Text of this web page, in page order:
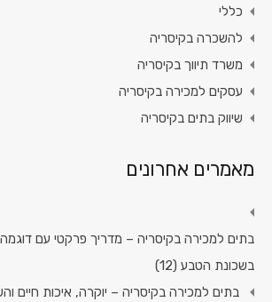
כללי
להשכרה בקיסריה
משרד תיווך בקיסריה
עסקים למכירה בקיסריה
שיווק בתים בקיסריה
מאמרים אחרונים
בתים למכירה בקיסריה – מדריך פרקטי עם דוגמה
בשכונת הטבע (12)
בתים למכירה בקיסריה – יוקרה, איכות חיים